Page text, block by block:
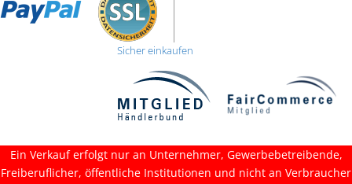
Sicher einkaufen
Ein Verkauf erfolgt nur an Unternehmer, Gewerbebetreibende,
Freiberuflicher, öffentliche Institutionen und nicht an Verbraucher